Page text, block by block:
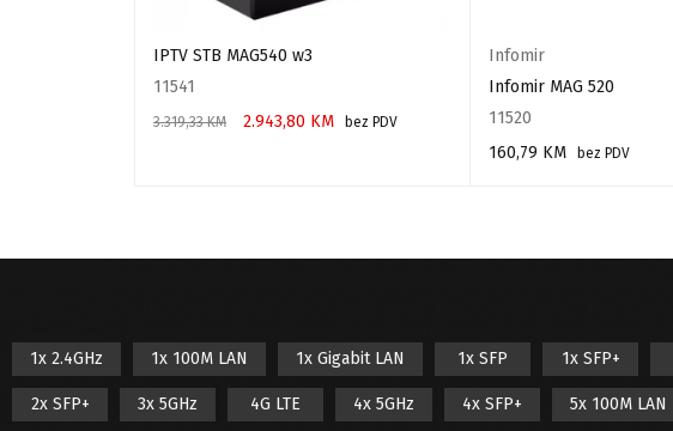
IPTV STB MAG540 w3
11541
3.319,33KM 2.943,80 KM
bez PDV
Infomir
Infomir MAG 520
11520
160,79 KM
bez PDV
1x 2.4GHz 1x 100M LAN 1x Gigabit LAN 1x SFP 1x SFP+
2x SFP+ 3x 5GHz 4G LTE 4x 5GHz 4x SFP+ 5x 100M LAN